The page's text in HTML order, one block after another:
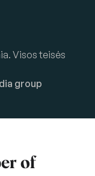
Visos teisės
group
of